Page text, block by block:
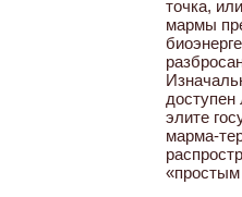
точка,
мармы
элите
марма-